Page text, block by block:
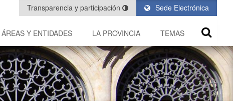
Sede Electrónica
Transparencia y participación
ÁREAS Y ENTIDADES LA PROVINCIA TEMAS